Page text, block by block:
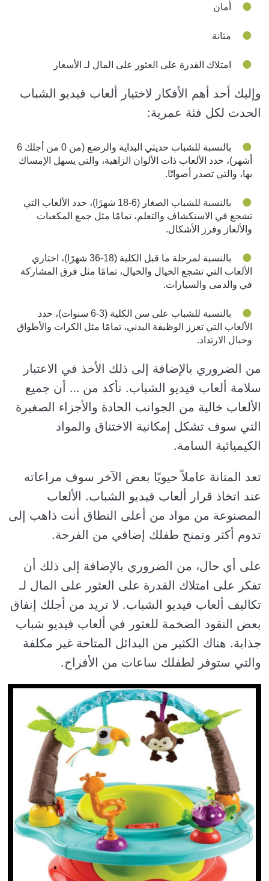
أمان
متانة
امتلاك القدرة على العثور على المال لـ الأسعار
وإليك أحد أهم الأفكار لاختيار ألعاب فيديو الشباب
الحدث لكل فئة عمرية:
بالنسبة للشباب حديثي البداية والرضع (من 0 من أجلك 6
أشهر)، حدد الألعاب ذات الألوان الزاهية، والتي يسهل الإمساك
بها، والتي تصدر أصواتًا.
بالنسبة للشباب الصغار (6-18 شهرًا)، حدد الألعاب التي
تشجع في الاستكشاف والتعلم، تمامًا مثل جمع المكعبات
والألغاز وفرز الأشكال.
بالنسبة لمرحلة ما قبل الكلية (18-36 شهرًا)، اختاري
الألعاب التي تشجع الخيال والخيال، تمامًا مثل فرق المشاركة
في والدمى والسيارات.
بالنسبة للشباب على سن الكلية (3-6 سنوات)، حدد
الألعاب التي تعزز الوظيفة البدني، تمامًا مثل الكرات والأطواق
وحبال الارتداد.
من الضروري بالإضافة إلى ذلك الأخذ في الاعتبار
سلامة ألعاب فيديو الشباب. تأكد من … أن جميع
الألعاب خالية من الجوانب الحادة والأجزاء الصغيرة
التي سوف تشكل إمكانية الاختناق والمواد
الكيميائية السامة.
تعد المتانة عاملاً حيويًا بعض الآخر سوف مراعاته
عند اتخاذ قرار ألعاب فيديو الشباب. الألعاب
المصنوعة من مواد من أعلى النطاق أنت ذاهب إلى
تدوم أكثر وتمنح طفلك إضافي من الفرحة.
على أي حال، من الضروري بالإضافة إلى ذلك أن
تفكر على امتلاك القدرة على العثور على المال لـ
تكاليف ألعاب فيديو الشباب. لا تريد من أجلك إنفاق
بعض النقود الضخمة للعثور في ألعاب فيديو شباب
جذابة. هناك الكثير من البدائل المتاحة غير مكلفة
والتي ستوفر لطفلك ساعات من الأفراح.